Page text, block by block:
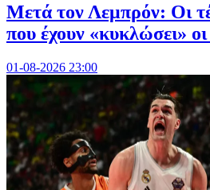
Μετά τον Λεμπρόν: Οι
που έχουν «κυκλώσει»
01-08-2026 23:00